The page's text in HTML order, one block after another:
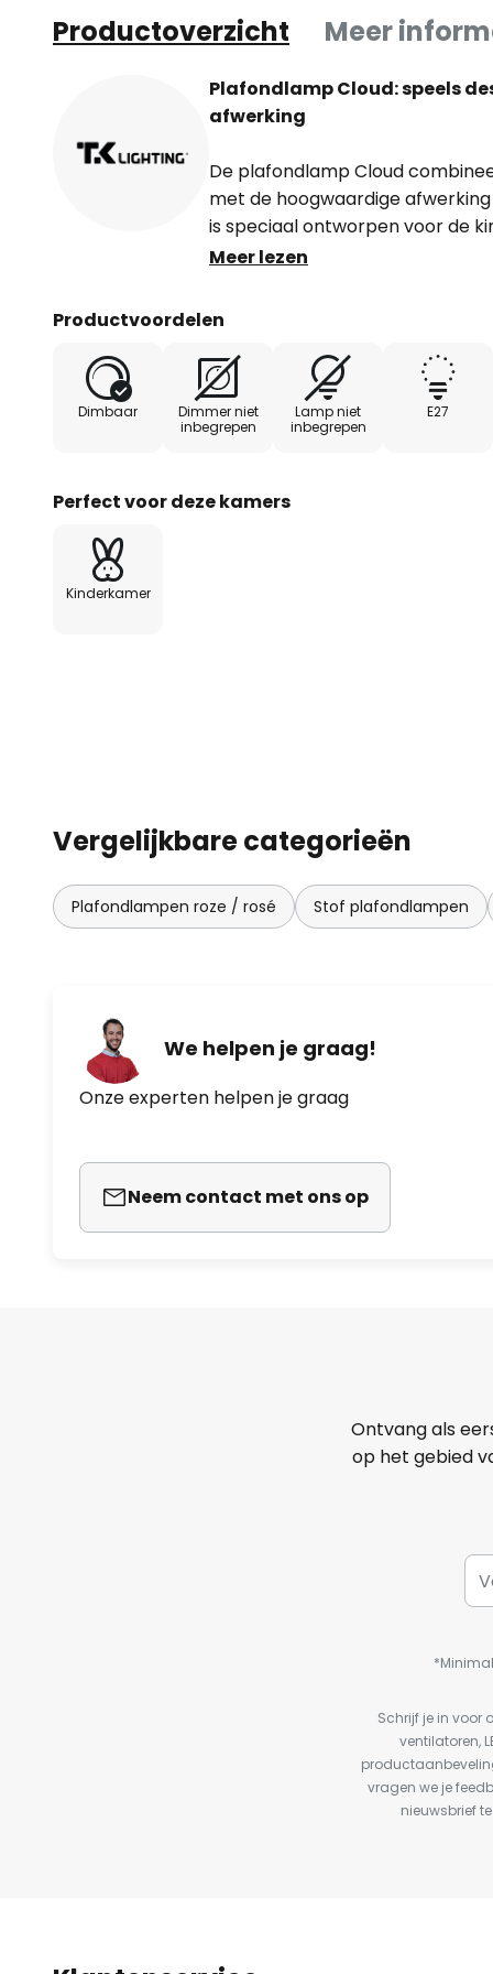
Productoverzicht Meer
Plafondlamp Cloud: speels
afwerking
De plafondlamp Cloud
met de hoogwaardige
is speciaal ontworpen voor de
de stijl van een jonge
De plafondlamp Cloud wordt in
voor kwaliteit en duurzaamheid.
externe dimmer kan de
hoogtepunt dat elke ruimte
Meer lezen
Productvoordelen
Dimbaar
Dimmer niet
inbegrepen
Lamp niet
inbegrepen
E27
Perfect voor deze kamers
Kinderkamer
Vergelijkbare categorieën
Plafondlampen roze / rosé Stof plafondlampen
We helpen je graag!
Onze experten helpen je graag
Neem contact met ons op
Ontvang als
op het gebied
Schrijf je in voor
ventilatoren,
vragen we je
nieuwsbrief